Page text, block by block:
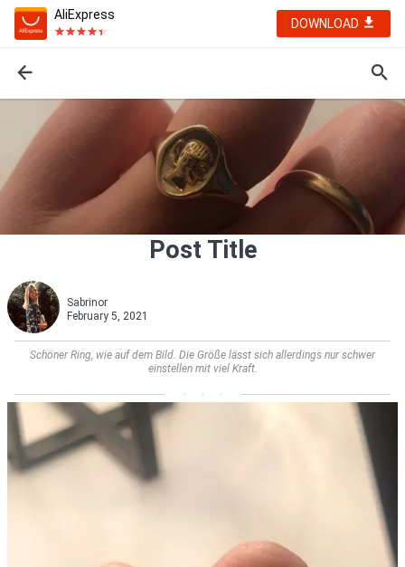
AliExpress
DOWNLOAD
Post Title
Sabrinor
February 5, 2021
Schöner Ring, wie auf dem Bild. Die Größe lässt sich allerdings nur schwer
einstellen mit viel Kraft.